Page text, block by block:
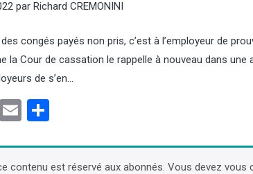
par Richard CREMONINI
congés payés non pris, c’est à l’employeur de
la Cour de cassation le rappelle à nouveau dans une
de s’en…
LinkedIn
Email
contenu est réservé aux abonnés. Vous devez vous